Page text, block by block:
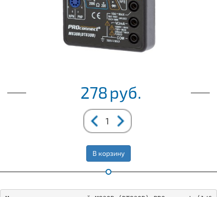
278руб.
В корзину